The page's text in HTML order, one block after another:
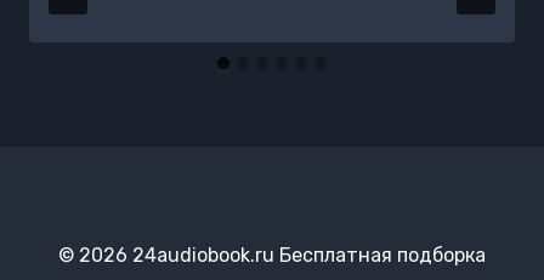
© 2026 24audiobook.ru Бесплатная подборка